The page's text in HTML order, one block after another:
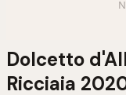
Dolcetto
Ricciaia